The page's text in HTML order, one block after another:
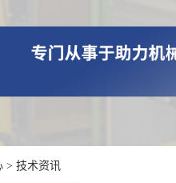
> 技术资讯